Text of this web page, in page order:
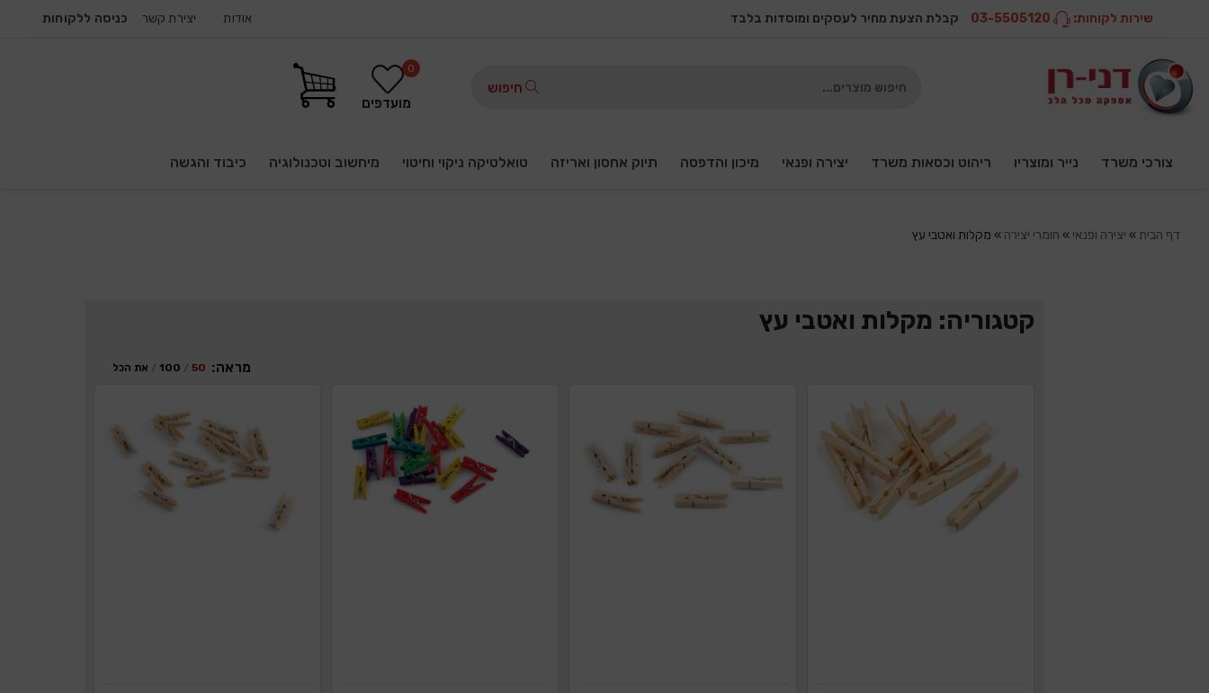
אודות יצירת קשר כניסה ללקוחות שירות לקוחות: קבלת הצעת מחיר לעסקים ומוסדות בלבד
חיפוש
מועדפים
0
צורכי משרד נייר ומוצריו ריהוט וכסאות משרד יצירה ופנאי מיכון והדפסה תיוק אחסון ואריזה טואלטיקה ניקוי וחיטוי מיחשוב וטכנולוגיה כיבוד והגשה
דף הבית» יצירה ופנאי » חומרי יצירה » מקלות ואטבי עץ
קטגוריה: מקלות ואטבי עץ
מראה: 50
100 את הכל